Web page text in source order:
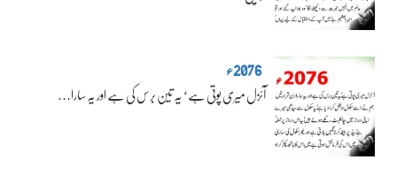
2076ء
آئزل میری پوتی ہے‘ یہ تین برس کی ہے اور یہ سارا…